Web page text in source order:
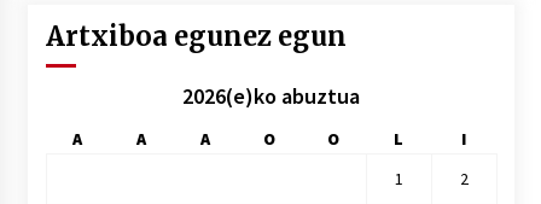
Artxiboa egunez egun
2026(e)ko abuztua
A A A O O L
I
1
2